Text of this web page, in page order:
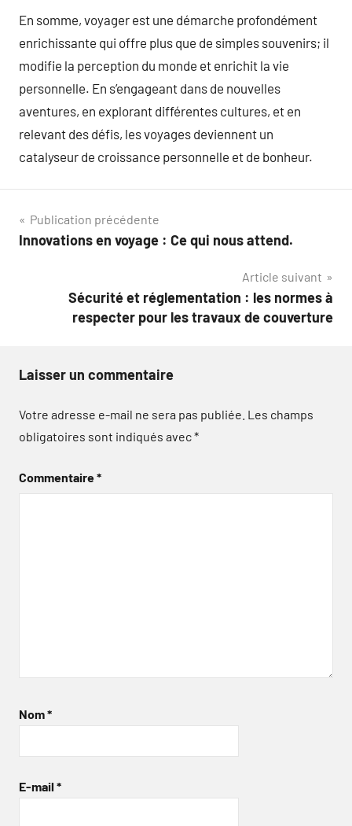
En somme, voyager est une démarche profondément
enrichissante qui offre plus que de simples souvenirs; il
modifie la perception du monde et enrichit la vie
personnelle. En s’engageant dans de nouvelles
aventures, en explorant différentes cultures, et en
relevant des défis, les voyages deviennent un
catalyseur de croissance personnelle et de bonheur.
Navigation
de
Publication précédente
Innovations en voyage : Ce qui nous attend.
Article suivant
Sécurité et réglementation : les normes à
respecter pour les travaux de couverture
Laisser un commentaire
Votre adresse e-mail ne sera pas publiée. Les champs
obligatoires sont indiqués avec*
Commentaire*
Nom*
E-mail *